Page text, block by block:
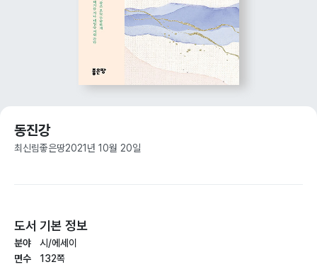
동진강
최신림좋은땅2021년 10월 20일
도서 기본 정보
분야
면수
시/에세이
132쪽